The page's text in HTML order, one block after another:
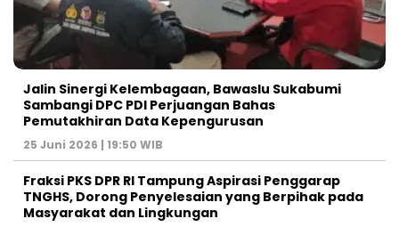
Jalin Sinergi Kelembagaan, Bawaslu Sukabumi
Sambangi DPC PDI Perjuangan Bahas
Pemutakhiran Data Kepengurusan
25 Juni 2026 | 19:50 WIB
‎Fraksi PKS DPR RI Tampung Aspirasi Penggarap
TNGHS, Dorong Penyelesaian yang Berpihak pada
Masyarakat dan Lingkungan‎